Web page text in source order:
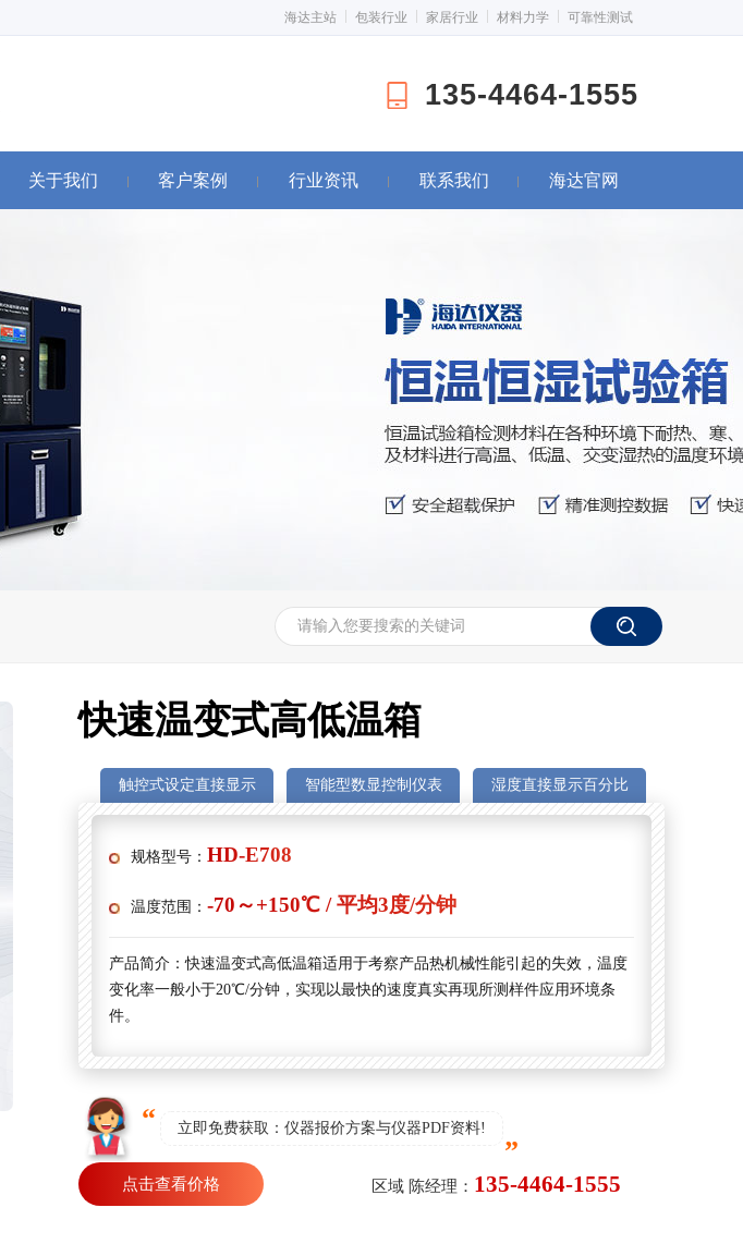
海达主站 包装行业 家居行业 材料力学 可靠性测试
135-4464-1555
关于我们 客户案例 行业资讯 联系我们 海达官网
快速温变式高低温箱
触控式设定直接显示 智能型数显控制仪表 湿度直接显示百分比
规格型号： HD-E708
温度范围： -70～+150℃ / 平均3度/分钟
产品简介：快速温变式高低温箱适用于考察产品热机械性能引起的失效，温度
变化率一般小于20℃/分钟，实现以最快的速度真实再现所测样件应用环境条
件。
立即免费获取：仪器报价方案与仪器PDF资料!
点击查看价格 区域 陈经理： 135-4464-1555